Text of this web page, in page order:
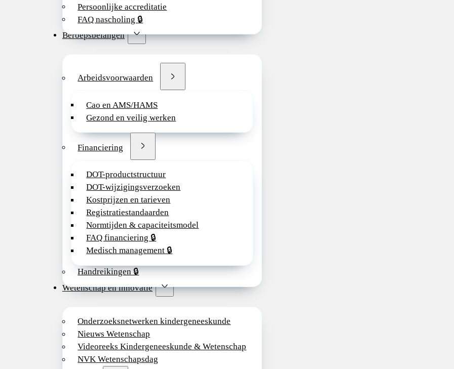
Persoonlijke accreditatie
FAQ nascholing 🔒
Beroepsbelangen
Arbeidsvoorwaarden
Cao en AMS/HAMS
Gezond en veilig werken
Financiering
DOT-productstructuur
DOT-wijzigingsverzoeken
Kostprijzen en tarieven
Registratiestandaarden
Normtijden & capaciteitsmodel
FAQ financiering 🔒
Medisch management 🔒
Handreikingen 🔒
Wetenschap en innovatie
Onderzoeksnetwerken kindergeneeskunde
Nieuws Wetenschap
Videoreeks Kindergeneeskunde & Wetenschap
NVK Wetenschapsdag